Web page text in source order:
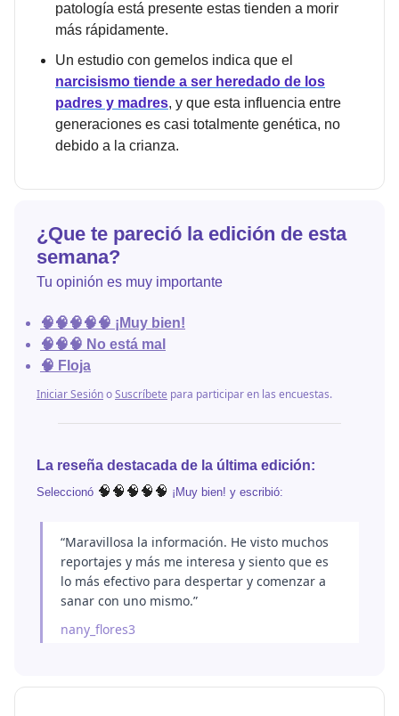
patología está presente estas tienden a morir
más rápidamente.
Un estudio con gemelos indica que el
narcisismo tiende a ser heredado de los
padres y madres, y que esta influencia entre
generaciones es casi totalmente genética, no
debido a la crianza.
¿Que te pareció la edición de esta
semana?
Tu opinión es muy importante
🧠🧠🧠🧠🧠 ¡Muy bien!
🧠🧠🧠 No está mal
🧠 Floja
Iniciar SesiónoSuscríbete para participar en las encuestas.
La reseña destacada de la última edición:
Seleccionó 🧠🧠🧠🧠🧠 ¡Muy bien! y escribió:
“Maravillosa la información. He visto muchos
reportajes y más me interesa y siento que es
lo más efectivo para despertar y comenzar a
sanar con uno mismo.”
nany_flores3